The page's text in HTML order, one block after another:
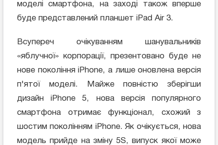
моделі смартфона, на заході також вперше
буде представлений планшет iPad Air 3.
Всупереч очікуванням шанувальників
«яблучної» корпорації, презентовано буде не
нове покоління iPhone, а лише оновлена ​​версія
п'ятої моделі. Майже повністю зберігши
дизайн iPhone 5, нова версія популярного
смартфона отримає функціонал, схожий з
шостим поколінням iPhone. Як очікується, нова
модель прийде на зміну 5S, випуск якої може